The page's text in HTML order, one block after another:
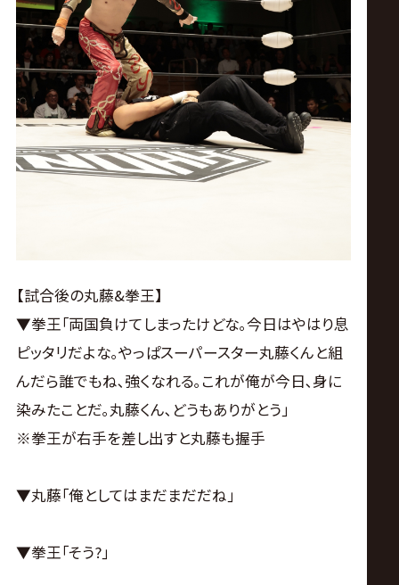
【試合後の丸藤&拳王】
▼拳王｢両国負けてしまったけどな｡今日はやはり息
ピッタリだよな｡やっぱスーパースター丸藤くんと組
んだら誰でもね､強くなれる｡これが俺が今日､身に
染みたことだ｡丸藤くん､どうもありがとう｣
※拳王が右手を差し出すと丸藤も握手
▼丸藤｢俺としてはまだまだだね｣
▼拳王｢そう?｣